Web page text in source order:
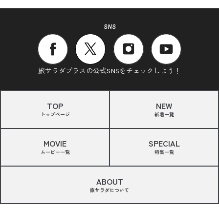
SNS
旅サラダプラスの公式SNSをチェックしよう！
TOP
トップページ
NEW
新着一覧
MOVIE
ムービー一覧
SPECIAL
特集一覧
ABOUT
旅サラダについて